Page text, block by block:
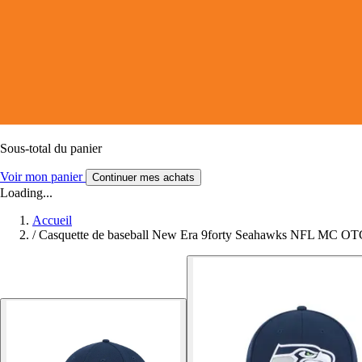
Sous-total du panier
Voir mon panier Continuer mes achats
Loading...
Accueil
/ Casquette de baseball New Era 9forty Seahawks NFL MC